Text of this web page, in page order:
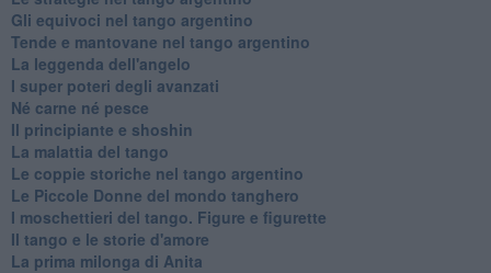
Gli equivoci nel tango argentino
Tende e mantovane nel tango argentino
La leggenda dell'angelo
I super poteri degli avanzati
​Né carne né pesce
Il principiante e shoshin
La malattia del tango
Le coppie storiche nel tango argentino
​Le Piccole Donne del mondo tanghero
I moschettieri del tango. Figure e figurette
Il tango e le storie d'amore
​La prima milonga di Anita